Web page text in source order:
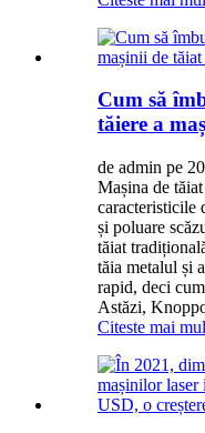
Cum să
tăiere a
de admin pe
Mașina de
caracteristicile
și poluare
tăiat
tăia metalul și
rapid, deci
Astăzi,
Citeste mai